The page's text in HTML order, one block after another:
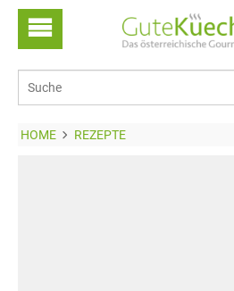
HOME REZEPTE